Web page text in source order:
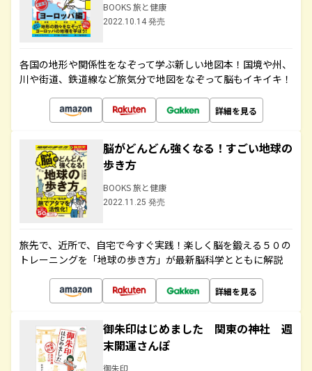
BOOKS 旅と健康
2022.10.14 発売
各国の地形や関係性をなぞって学ぶ新しい地図本！国境や州、
川や街道、鉄道線など旅気分で地図をなぞって脳もイキイキ！
詳細を見る
脳がどんどん強くなる！すごい地球の
歩き方
BOOKS 旅と健康
2022.11.25 発売
旅先で、近所で、自宅で今すぐ実践！楽しく脳を鍛える５０の
トレーニングを「地球の歩き方」が最新脳科学とともに解説
詳細を見る
御朱印はじめました 関東の神社 週
末開運さんぽ
御朱印